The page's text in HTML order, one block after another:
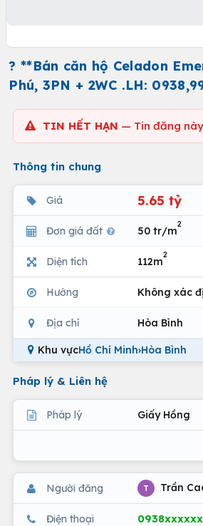
? **Bán căn hộ Celadon
Phú, 3PN + 2WC .LH:
TIN HẾT HẠN — Tin đăng
Thông tin chung
Giá 5.65 tỷ
Đơn giá đất 50 tr/m
2
Diện tích 112m
2
Hướng Không xác
Địa chỉ Hòa Bình
Khu vựcHồ Chí Minh›Hòa Bình
Pháp lý & Liên hệ
Pháp lý Giấy Hồng
Người đăng T Trần
Điện thoại